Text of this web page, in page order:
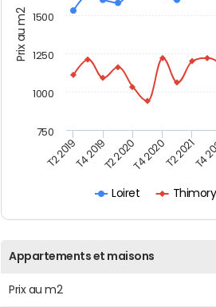
Prix au m2
Loiret
T2 2019T4 2019T2 2020T4 2020T2 2021T4
750
1000
1250
1500
Appartements et maisons
Prix au m2